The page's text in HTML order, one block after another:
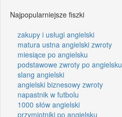
Najpopularniejsze fiszki
zakupy i usługi angielski
matura ustna angielski zwroty
miesiące po angielsku
podstawowe zwroty po angielsku
slang angielski
angielski biznesowy zwroty
napastnik w futbolu
1000 słów angielski
przymiotniki po angielsku